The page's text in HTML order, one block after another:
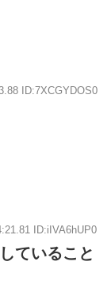
ID:7XCGYDOS0
ID:iIVA6hUP0
ていること